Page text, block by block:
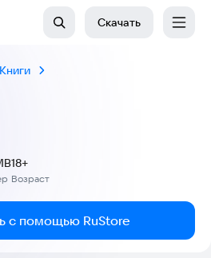
Скачать
Книги
Возраст
18+
с помощью RuStore